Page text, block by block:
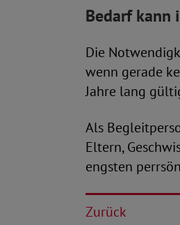
Bedarf kann
Die
wenn gerade
Jahre lang
Als
Eltern,
engsten
Zurück